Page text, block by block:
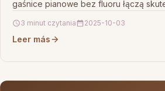
gaśnice pianowe bez fluoru łączą
3 minut czytania 2025-10-03
Leer más